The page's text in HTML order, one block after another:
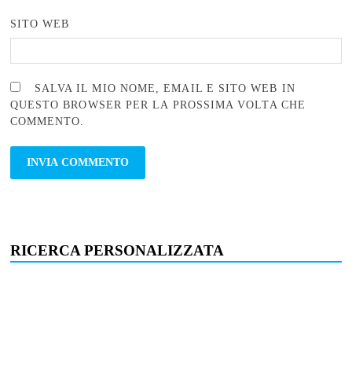
SITO WEB
SALVA IL MIO NOME, EMAIL E SITO WEB IN
QUESTO BROWSER PER LA PROSSIMA VOLTA CHE
COMMENTO.
RICERCA PERSONALIZZATA